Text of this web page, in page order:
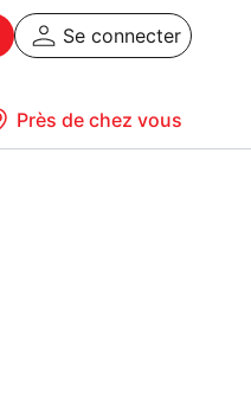
Se connecter
Près de chez vous